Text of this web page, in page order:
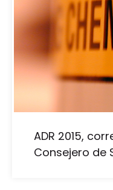
ADR 2015,
Consejero de